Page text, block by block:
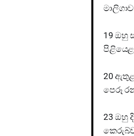
19 ඔහු
20
පෙරූ
23 ඔහු